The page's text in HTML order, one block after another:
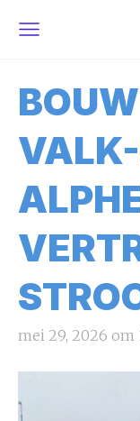
mei 29, 2026 om